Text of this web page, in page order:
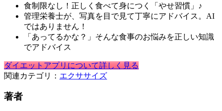
食制限なし！正しく食べて身につく「やせ習慣」♪
管理栄養士が、写真を目で見て丁寧にアドバイス。AI
ではありません！
「あってるかな？」そんな食事のお悩みを正しい知識
でアドバイス
ダイエットアプリについて詳しく見る
関連カテゴリ： エクササイズ
著者